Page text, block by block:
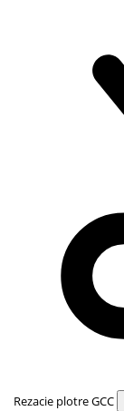
Rezacie plotre GCC